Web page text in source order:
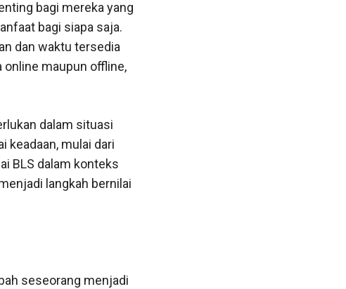
bagi mereka yang
bagi siapa saja.
dan waktu tersedia
online maupun offline,
dalam situasi
keadaan, mulai dari
BLS dalam konteks
langkah bernilai
seseorang menjadi